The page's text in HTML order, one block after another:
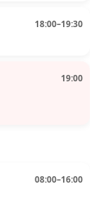
18:00–19:30
19:00
08:00–16:00